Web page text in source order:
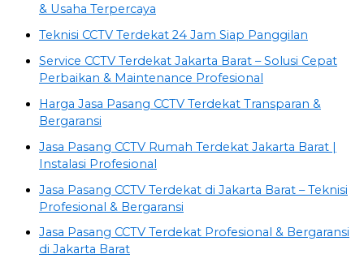
& Usaha Terpercaya
Teknisi CCTV Terdekat 24 Jam Siap Panggilan
Service CCTV Terdekat Jakarta Barat – Solusi Cepat
Perbaikan & Maintenance Profesional
Harga Jasa Pasang CCTV Terdekat Transparan &
Bergaransi
Jasa Pasang CCTV Rumah Terdekat Jakarta Barat |
Instalasi Profesional
Jasa Pasang CCTV Terdekat di Jakarta Barat – Teknisi
Profesional & Bergaransi
Jasa Pasang CCTV Terdekat Profesional & Bergaransi
di Jakarta Barat